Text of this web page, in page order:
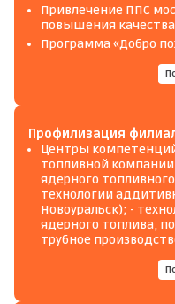
Привлечение ППС
повышения
Программа «Добро
Профилизация
Центры
топливной
ядерного
технологии
Новоуральск); -
ядерного топлива,
трубное